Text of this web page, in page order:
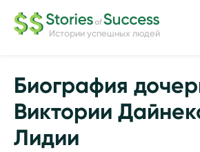
Истории успешных людей
Биография
Виктории
Лидии